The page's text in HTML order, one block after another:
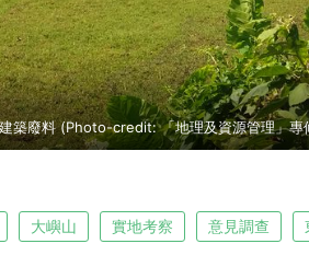
築廢料 (Photo-credit: 「地理及資源管理」專
大嶼山 實地考察 意見調查